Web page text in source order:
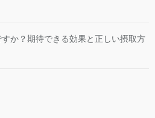
か？期待できる効果と正しい摂取方